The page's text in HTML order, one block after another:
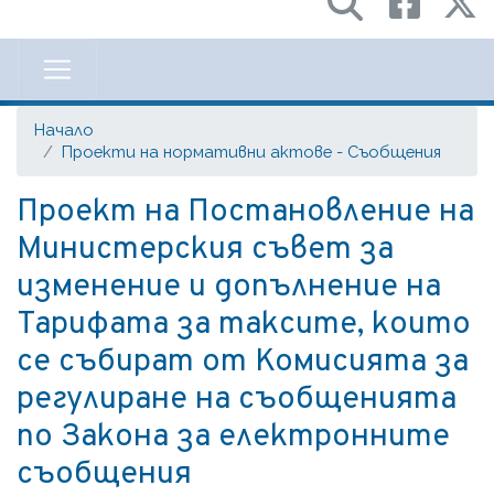
на транспорта
Начало
Проекти на нормативни актове - Съобщения
Проект на Постановление на
Министерския съвет за
изменение и допълнение на
Тарифата за таксите, които
се събират от Комисията за
регулиране на съобщенията
по Закона за електронните
съобщения